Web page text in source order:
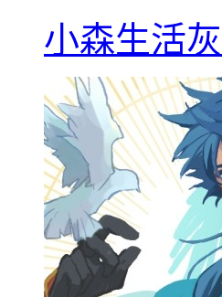
小森生活